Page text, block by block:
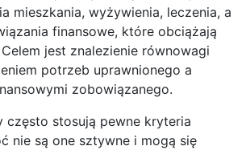
mieszkania, wyżywienia, leczenia, a
finansowe, które obciążają
jest znalezienie równowagi
potrzeb uprawnionego a
zobowiązanego.
często stosują pewne kryteria
nie są one sztywne i mogą się